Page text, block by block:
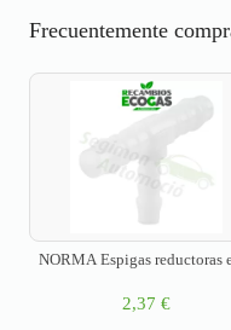
Frecuentemente
NORMA Espigas reductoras
2,37 €